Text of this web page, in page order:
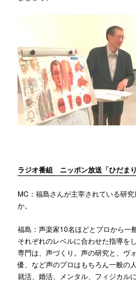
ラジオ番組 ニッポン放送「ひだまり
MC：福島さんが主宰されている研
か。
福島：声楽家10名ほどとプロから一
それぞれのレベルに合わせた指導をし
専門は、声づくり。声の研究と、ヴ
優、など声のプロはもちろん一般の
就活、婚活、メンタル、フィジカル